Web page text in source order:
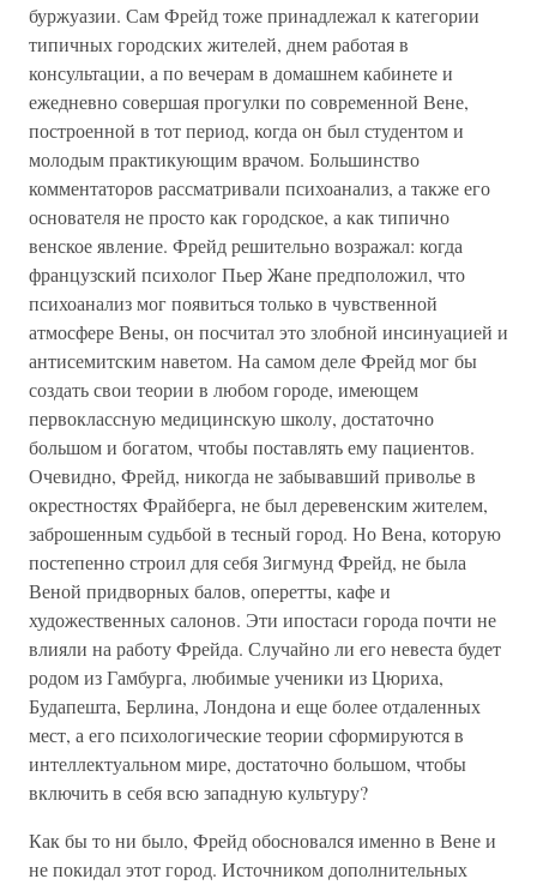
буржуазии. Сам Фрейд тоже принадлежал к категории
типичных городских жителей, днем работая в
консультации, а по вечерам в домашнем кабинете и
ежедневно совершая прогулки по современной Вене,
построенной в тот период, когда он был студентом и
молодым практикующим врачом. Большинство
комментаторов рассматривали психоанализ, а также его
основателя не просто как городское, а как типично
венское явление. Фрейд решительно возражал: когда
французский психолог Пьер Жане предположил, что
психоанализ мог появиться только в чувственной
атмосфере Вены, он посчитал это злобной инсинуацией и
антисемитским наветом. На самом деле Фрейд мог бы
создать свои теории в любом городе, имеющем
первоклассную медицинскую школу, достаточно
большом и богатом, чтобы поставлять ему пациентов.
Очевидно, Фрейд, никогда не забывавший приволье в
окрестностях Фрайберга, не был деревенским жителем,
заброшенным судьбой в тесный город. Но Вена, которую
постепенно строил для себя Зигмунд Фрейд, не была
Веной придворных балов, оперетты, кафе и
художественных салонов. Эти ипостаси города почти не
влияли на работу Фрейда. Случайно ли его невеста будет
родом из Гамбурга, любимые ученики из Цюриха,
Будапешта, Берлина, Лондона и еще более отдаленных
мест, а его психологические теории сформируются в
интеллектуальном мире, достаточно большом, чтобы
включить в себя всю западную культуру?
Как бы то ни было, Фрейд обосновался именно в Вене и
не покидал этот город. Источником дополнительных